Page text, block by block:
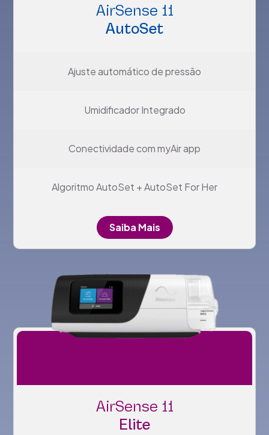
AirSense 11
AutoSet
Ajuste automático de pressão
Umidificador Integrado
Conectividade com myAir app
Algoritmo AutoSet + AutoSet For Her
Saiba Mais
AirSense 11
Elite